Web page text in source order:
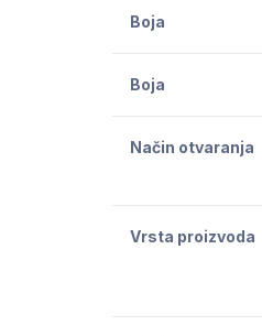
Boja
Boja
Način otvaranja
Vrsta proizvoda